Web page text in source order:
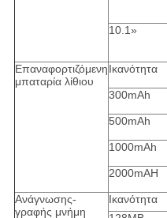
10.1»
Επαναφορτιζόμενη
μπαταρία λίθιου
Ικανότητα
300mAh
500mAh
1000mAh
2000mAH
Ανάγνωσης-
γραφής μνήμη
Ικανότητα